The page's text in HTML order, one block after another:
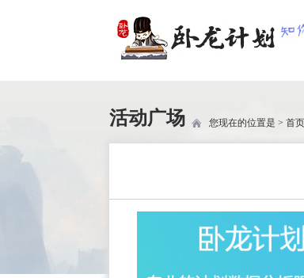
活动广场 您现在的位置是 > 首页